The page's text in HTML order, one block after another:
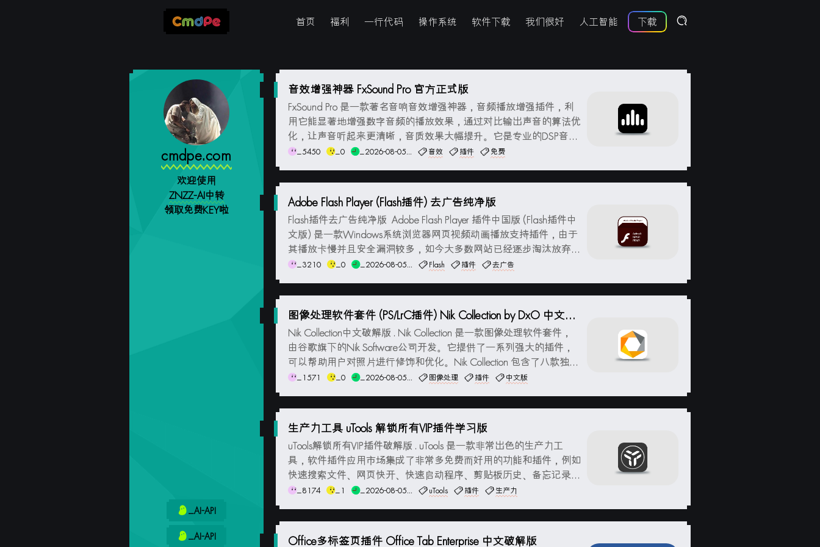
首页 下载
福利 一行代码 操作系统 软件下载 我们很好 人工智能
cmdpe.com
欢迎使用
ZNZZ-AI中转
领取免费KEY啦
_AI-API
_AI-API
音效增强神器 FxSound Pro 官方正式版
FxSound Pro 是一款著名音响音效增强神器，音频播放增强插件，利
用它能显著地增强数字音频的播放效果，通过对比输出声音的算法优
化，让声音听起来更清晰，音质效果大幅提升。它是专业的DSP音频
效果插件，均衡器定制性强，内置多种预设，包含：3D环绕音响、
分析器等。2022年开始 FxSou...
_5450 _0 _2026-08-05... 音效 插件 免费
Adobe Flash Player (Flash插件) 去广告纯净版
Flash插件去广告纯净版 Adobe Flash Player 插件中国版 (Flash插件中
文版) 是一款Windows系统浏览器网页视频动画播放支持插件，由于
其播放卡慢并且安全漏洞较多，如今大多数网站已经逐步淘汰放弃Fl
ash技术而选择HTML5主流技术。Aobe Flash Player 插件官方版于202
_3210 _0 _2026-08-05... Flash 插件 去广告
图像处理软件套件 (PS/LrC插件) Nik Collection by DxO 中文破
解版
Nik Collection中文破解版 . Nik Collection 是一款图像处理软件套件，
由谷歌旗下的Nik Software公司开发。它提供了一系列强大的插件，
可以帮助用户对照片进行修饰和优化。Nik Collection 包含了八款独立
的插件工具：Nik Color Efex / Nik Silver Efex / Nik Analog...
_1571 _0 _2026-08-05... 图像处理 插件 中文版
生产力工具 uTools 解锁所有VIP插件学习版
uTools解锁所有VIP插件破解版 . uTools 是一款非常出色的生产力工
具，软件插件应用市场集成了非常多免费而好用的功能和插件，例如
快速搜索文件、网页快开、快速启动程序、剪贴板历史、备忘记录、
聚合翻译、颜色助手、Crx扩展商店、OCR文字识别等更多丰富的插
应用，来打造专属你...
_8174 _1 _2026-08-05... uTools 插件 生产力
Office多标签页插件 Office Tab Enterprise 中文破解版